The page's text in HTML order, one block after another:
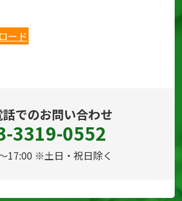
ード
でのお問い合わせ
3319-0552
17:00 ※土日・祝日除く